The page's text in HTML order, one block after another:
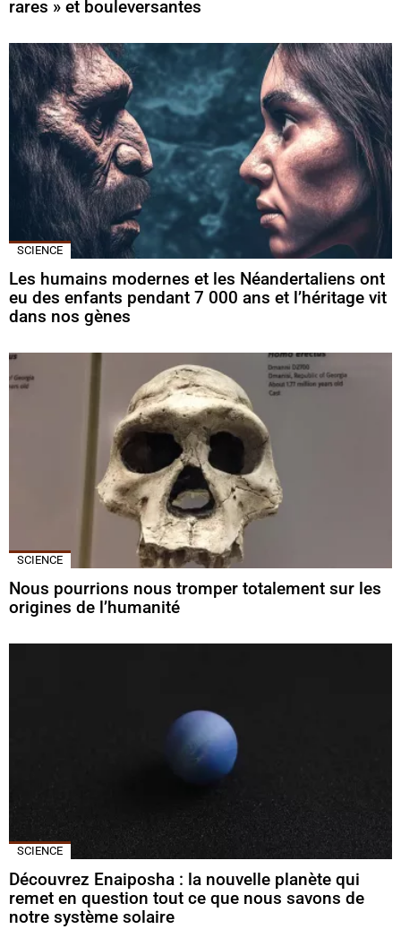
rares » et bouleversantes
SCIENCE
Les humains modernes et les Néandertaliens ont
eu des enfants pendant 7 000 ans et l’héritage vit
dans nos gènes
SCIENCE
Nous pourrions nous tromper totalement sur les
origines de l’humanité
SCIENCE
Découvrez Enaiposha : la nouvelle planète qui
remet en question tout ce que nous savons de
notre système solaire